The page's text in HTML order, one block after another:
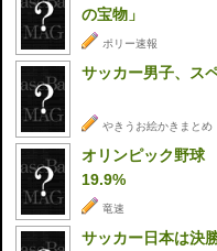
の宝物」
ポリー速報
サッカー男子、ス
やきうお絵かきまとめ
オリンピック野球
19.9%
竜速
サッカー日本は決